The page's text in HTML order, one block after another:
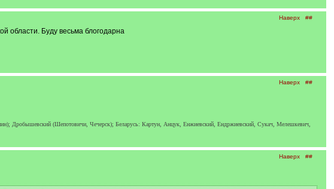
Наверх ##
области. Буду весьма блогодарна
Наверх ##
Дробышевский (Шепотовичи, Чечерск); Беларусь: Картун, Анцук, Енжиевский, Ендржиевский, Сукач, Мелешкевич,
Наверх ##